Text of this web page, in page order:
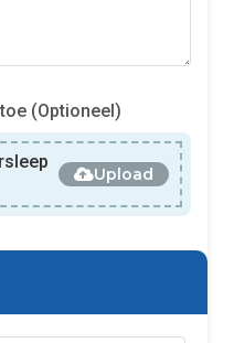
(Optioneel)
Upload